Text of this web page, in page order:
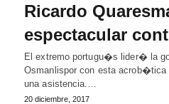
Ricardo
espectacular
El extremo portugu�s lider� la
Osmanlispor con esta
una asistencia.…
20 diciembre, 2017